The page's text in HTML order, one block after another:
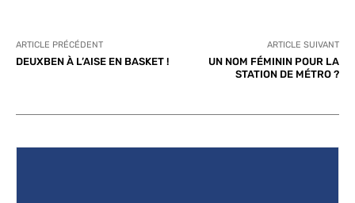
ARTICLE PRÉCÉDENT
DEUXBEN À L’AISE EN BASKET !
ARTICLE SUIVANT
UN NOM FÉMININ POUR LA
STATION DE MÉTRO ?